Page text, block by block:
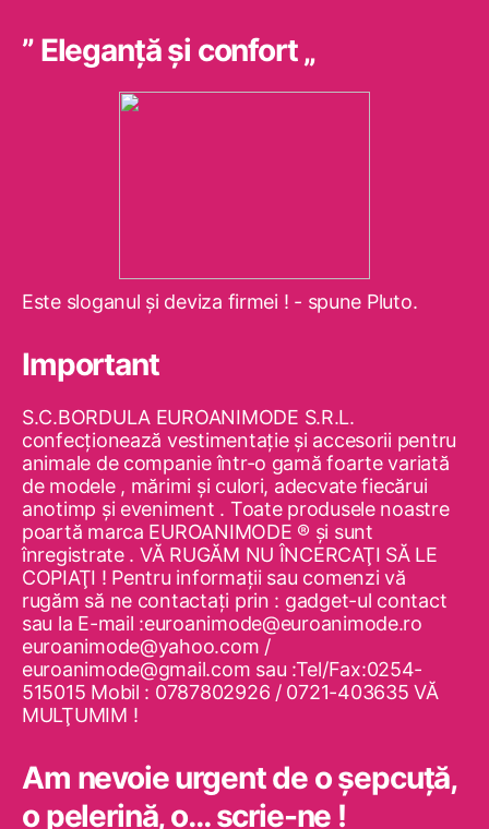
” Eleganţă şi confort „
Este sloganul şi deviza firmei ! - spune Pluto.
Important
S.C.BORDULA EUROANIMODE S.R.L.
confecţionează vestimentaţie şi accesorii pentru
animale de companie într-o gamă foarte variată
de modele , mărimi şi culori, adecvate fiecărui
anotimp şi eveniment . Toate produsele noastre
poartă marca EUROANIMODE ® şi sunt
înregistrate . VĂ RUGĂM NU ÎNCERCAŢI SĂ LE
COPIAŢI ! Pentru informaţii sau comenzi vă
rugăm să ne contactaţi prin : gadget-ul contact
sau la E-mail :euroanimode@euroanimode.ro
euroanimode@yahoo.com /
euroanimode@gmail.com sau :Tel/Fax:0254-
515015 Mobil : 0787802926 / 0721-403635 VĂ
MULŢUMIM !
Am nevoie urgent de o şepcuţă,
o pelerină, o… scrie-ne !